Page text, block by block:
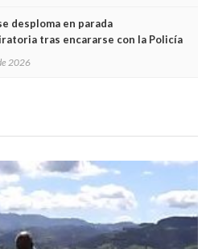
desploma en parada
tras encararse con la Policía
2026